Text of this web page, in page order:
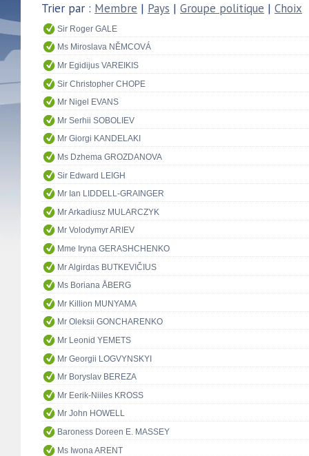
Trier par : Membre | Pays | Groupe politique | Choix
Sir Roger GALE
Ms Miroslava NĚMCOVÁ
Mr Egidijus VAREIKIS
Sir Christopher CHOPE
Mr Nigel EVANS
Mr Serhii SOBOLIEV
Mr Giorgi KANDELAKI
Ms Dzhema GROZDANOVA
Sir Edward LEIGH
Mr Ian LIDDELL-GRAINGER
Mr Arkadiusz MULARCZYK
Mr Volodymyr ARIEV
Mme Iryna GERASHCHENKO
Mr Algirdas BUTKEVIČIUS
Ms Boriana ÅBERG
Mr Killion MUNYAMA
Mr Oleksii GONCHARENKO
Mr Leonid YEMETS
Mr Georgii LOGVYNSKYI
Mr Boryslav BEREZA
Mr Eerik-Niiles KROSS
Mr John HOWELL
Baroness Doreen E. MASSEY
Ms Iwona ARENT